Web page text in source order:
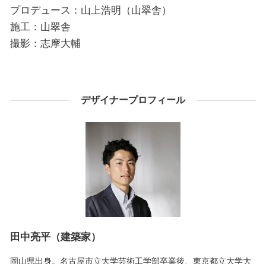
プロデュース：山上浩明（山翠舎）
施工：山翠舎
撮影：志摩大輔
デザイナープロフィール
田中亮平（建築家）
岡山県出身。名古屋市立大学芸術工学部卒業後、東京都立大学大